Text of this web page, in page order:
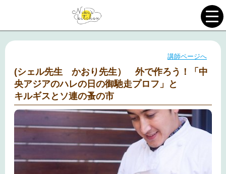
講師ページへ
(シェル先生 かおり先生） 外で作ろう！「中
央アジアのハレの日の御馳走プロフ」と
キルギスとソ連の蚤の市